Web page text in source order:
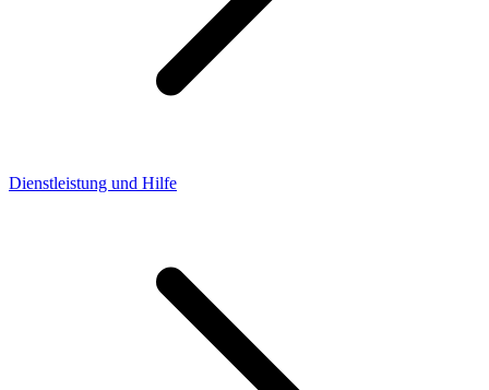
Dienstleistung und Hilfe